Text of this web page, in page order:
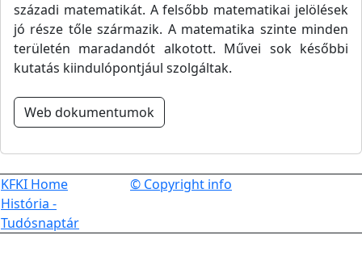
századi matematikát. A felsőbb matematikai jelölések
jó része tőle származik. A matematika szinte minden
területén maradandót alkotott. Művei sok későbbi
kutatás kiindulópontjául szolgáltak.
Web dokumentumok
KFKI Home
História -
Tudósnaptár
© Copyright info